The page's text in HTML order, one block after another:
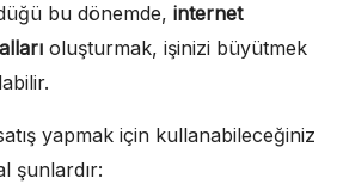
bu dönemde, internet
oluşturmak, işinizi büyütmek
yapmak için kullanabileceğiniz
şunlardır: